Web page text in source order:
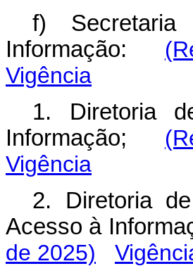
f)
Informação:
Vigência
1. Diretoria
Informação;
Vigência
2. Diretoria
Acesso à
de 2025)